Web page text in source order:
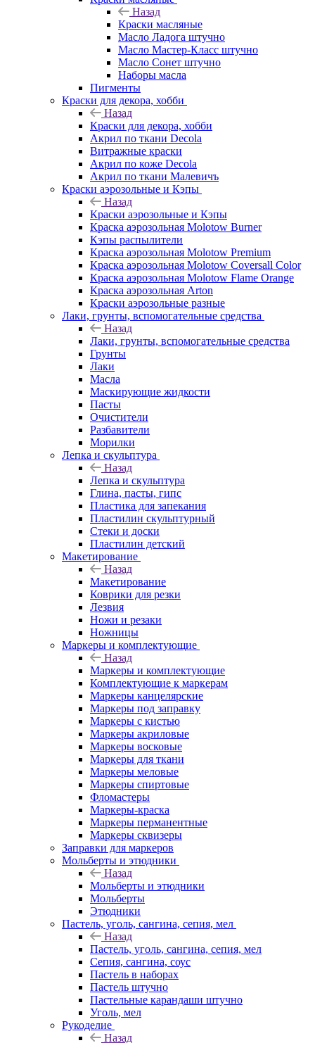
Назад
Краски масляные
Масло Ладога штучно
Масло Мастер-Класс штучно
Масло Сонет штучно
Наборы масла
Пигменты
Краски для декора, хобби
Назад
Краски для декора, хобби
Акрил по ткани Decola
Витражные краски
Акрил по коже Decola
Акрил по ткани Малевичъ
Краски аэрозольные и Кэпы
Назад
Краски аэрозольные и Кэпы
Краска аэрозольная Molotow Burner
Кэпы распылители
Краска аэрозольная Molotow Premium
Краска аэрозольная Molotow Coversall Color
Краска аэрозольная Molotow Flame Orange
Краска аэрозольная Arton
Краски аэрозольные разные
Лаки, грунты, вспомогательные средства
Назад
Лаки, грунты, вспомогательные средства
Грунты
Лаки
Масла
Маскирующие жидкости
Пасты
Очистители
Разбавители
Морилки
Лепка и скульптура
Назад
Лепка и скульптура
Глина, пасты, гипс
Пластика для запекания
Пластилин скульптурный
Стеки и доски
Пластилин детский
Макетирование
Назад
Макетирование
Коврики для резки
Лезвия
Ножи и резаки
Ножницы
Маркеры и комплектующие
Назад
Маркеры и комплектующие
Комплектующие к маркерам
Маркеры канцелярские
Маркеры под заправку
Маркеры с кистью
Маркеры акриловые
Маркеры восковые
Маркеры для ткани
Маркеры меловые
Маркеры спиртовые
Фломастеры
Маркеры-краска
Маркеры перманентные
Маркеры сквизеры
Заправки для маркеров
Мольберты и этюдники
Назад
Мольберты и этюдники
Мольберты
Этюдники
Пастель, уголь, сангина, сепия, мел
Назад
Пастель, уголь, сангина, сепия, мел
Сепия, сангина, соус
Пастель в наборах
Пастель штучно
Пастельные карандаши штучно
Уголь, мел
Рукоделие
Назад